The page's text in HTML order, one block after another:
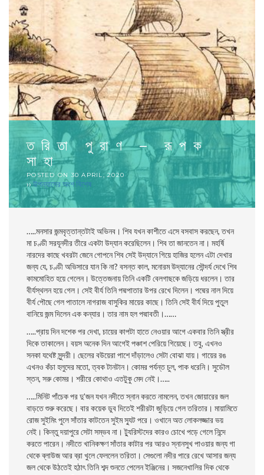
তরিতা পুরাণ – রূপক
সাহা
POSTED ON 30 APRIL, 2020
››উপন্যাসের অংশ বিশেষ
…..মনসার জন্মবৃত্তান্তটাই অভিনব। শিব যখন কাশীতে এসে বসবাস করছেন, তখন
মা চণ্ডী সরযূনদীর তীরে একটা উদ্যান করেছিলেন। শিব তা জানতেন না । মহর্ষি
নারদের কাছে খবরটা জেনে গােপনে শিব সেই উদ্যানে গিয়ে হাজির হলেন এটা দেখার
জন্য যে, চণ্ডী অভিসারে যান কি না? বসন্ত কাল, মনােরম উদ্যানের সৌন্দর্য দেখে শিব
কামমােহিত হয়ে গেলেন। উত্তেজনায় তিনি একটি বেলগাছকে জড়িয়ে ধরলেন। তার
বীর্যস্থলন হয়ে গেল। সেই বীর্য তিনি পদ্মপাতার উপর রেখে দিলেন। পদ্মের নাল দিয়ে
বীর্য পৌছে গেল পাতালে নাগরাজ বাসুকির মায়ের কাছে। তিনি সেই বীর্য দিয়ে পুতুল
বানিয়ে জন্ম দিলেন এক কন্যার। তার নাম হল পদ্মাবতী।……
…..প্রায় দিন দশেক পর দেখা, চায়ের কাপটা হাতে নেওয়ার আগে একবার তিনি স্ত্রীর
দিকে তাকালেন। বয়স অনেক দিন আগেই পঞ্চাশ পেরিয়ে গিয়েছে। তবু, এখনও
সনকা যথেষ্ট সুন্দরী। ছেলের বউয়েরা পাশে দাঁড়ালেও সেটা বােঝা যায়। গায়ের রঙ
এখনও কঁচা হলুদের মতাে, ত্বক টানটান। কোমর পর্যন্ত চুল, পাক ধরেনি। সুডৌল
স্তন, সরু কোমর। শরীরে কোথাও এতটুকু মেদ নেই।…..
…..মিনিট পাঁচেক পর দু’জন যখন নদীতে স্নান করতে নামলেন, তখন জোয়ারের জল
বাড়তে শুরু করেছে। বার কয়েক ডুব দিতেই শরীরটা জুড়িয়ে গেল তরিতার। মায়ামিতে
রােজ সুইমিং পুলে সাঁতার কাটতেন সুইম স্যুট পরে। ওখানে অত লােকলজ্জার ভয়
নেই। কিন্তু দয়াপুরে সেটা সম্ভব না। ট্যুরিস্টদের কারও চোখে পড়ে গেলে নিন্দে
করতে পারেন। নদীতে খানিকক্ষণ সাঁতার কাটার পর আরও স্নানসুখ পাওয়ার জন্য গা
থেকে ব্লাউজ আর ব্রা খুলে ফেললেন তরিতা। সেগুলাে নদীর পারে রেখে আসার জন্য
জল থেকে উঠতেই হঠাৎ তিনি শব্দ শুনতে পেলেন ইঞ্জিনের। সজনেখালির দিক থেকে